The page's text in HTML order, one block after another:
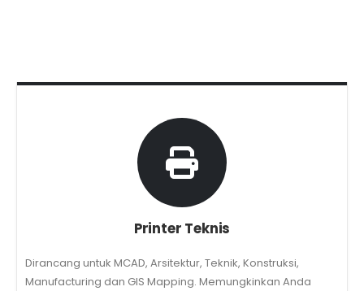
Printer Teknis
Dirancang untuk MCAD, Arsitektur, Teknik, Konstruksi,
Manufacturing dan GIS Mapping. Memungkinkan Anda